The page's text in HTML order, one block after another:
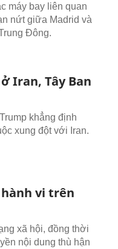
máy bay liên quan
nứt giữa Madrid và
Đông.
Iran, Tây Ban
khẳng định
xung đột với Iran.
vi trên
xã hội, đồng thời
nội dung thù hận